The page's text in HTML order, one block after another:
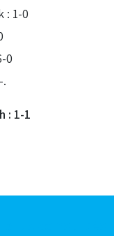
: 1-0
0
: 1-1
du 15 avril 2010 :